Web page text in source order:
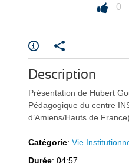
0
Description
Présentation de Hubert
Pédagogique du centre
d’Amiens/Hauts de France).
Catégorie:Vie
Durée: 04:57